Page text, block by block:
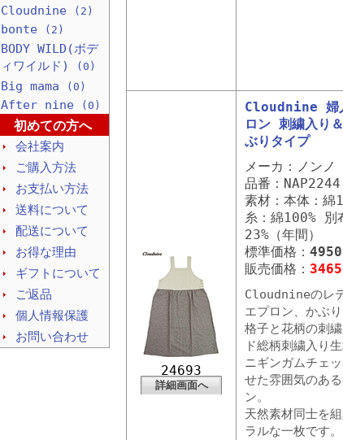
24693
詳細画面へ
Cloudnine 婦
ロン 刺繍入り
ぶりタイプ
メーカ：ノンノ
品番：NAP2244
素材：本体：綿
糸：綿100% 別
23%（年間）
標準価格： 4950
販売価格： 3465
Cloudnineのレ
エプロン、かぶり
格子と花柄の刺
ド総柄刺繍入り
ニギンガムチェ
せた雰囲気のあ
ン。
天然素材同士を
ラルな一枚です。
Cloudnine (2)
bonte (2)
BODY WILD(ボデ
ィワイルド)
(0)
Big mama (0)
After nine (0)
初めての方へ
会社案内
ご購入方法
お支払い方法
送料について
配送について
お得な理由
ギフトについて
ご返品
個人情報保護
お問い合わせ